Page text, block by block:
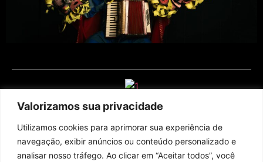
Valorizamos sua privacidade
Utilizamos cookies para aprimorar sua experiência de
navegação, exibir anúncios ou conteúdo personalizado e
analisar nosso tráfego. Ao clicar em “Aceitar todos”, você